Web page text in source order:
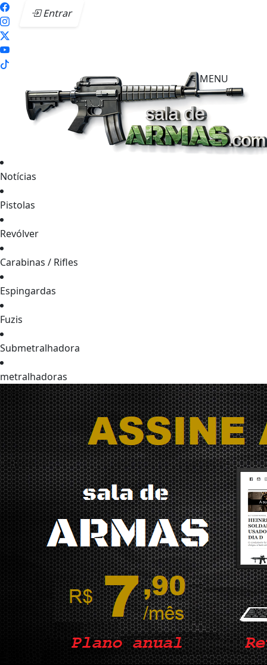
Entrar
MENU
Notícias
Pistolas
Revólver
Carabinas / Rifles
Espingardas
Fuzis
Submetralhadora
metralhadoras